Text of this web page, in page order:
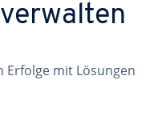
Erfolge mit Lösungen